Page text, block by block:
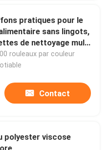
pratiques pour le
sans lingots,
de nettoyage multi-
rouleaux par couleur
Contact
polyester viscose